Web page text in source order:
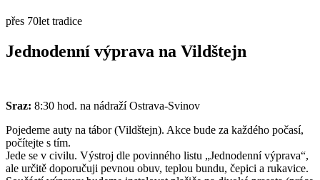
přes 70let tradice
Jednodenní výprava na Vildštejn
Sraz: 8:30 hod. na nádraží Ostrava-Svinov
Pojedeme auty na tábor (Vildštejn). Akce bude za každého počasí,
počítejte s tím.
Jede se v civilu. Výstroj dle povinného listu „Jednodenní výprava“,
ale určitě doporučuji pevnou obuv, teplou bundu, čepici a rukavice.